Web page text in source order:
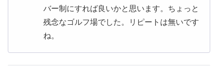
バー制にすれば良いかと思います。ちょっと
残念なゴルフ場でした。リピートは無いです
ね。